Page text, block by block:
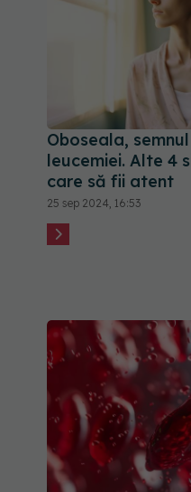
Oboseala,
leucemiei. Alte 4
care să fii atent
25 sep 2024, 16:53